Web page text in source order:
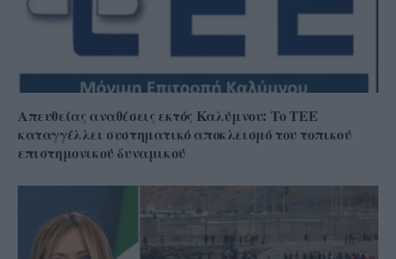
Απευθείας αναθέσεις εκτός Καλύμνου: Το ΤΕΕ
καταγγέλλει συστηματικό αποκλεισμό του τοπικού
επιστημονικού δυναμικού